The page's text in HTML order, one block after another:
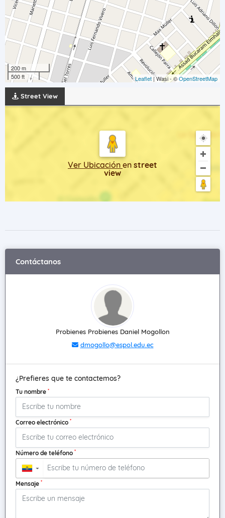
200 m
500 ft
Leaflet| Wasi - ©OpenStreetMap
Street View
Ver Ubicación en street
view
Contáctanos
Probienes Probienes Daniel Mogollon
dmogollo@espol.edu.ec
¿Prefieres que te contactemos?
Tu nombre *
Correo electrónico *
Número de teléfono *
▼
Mensaje *